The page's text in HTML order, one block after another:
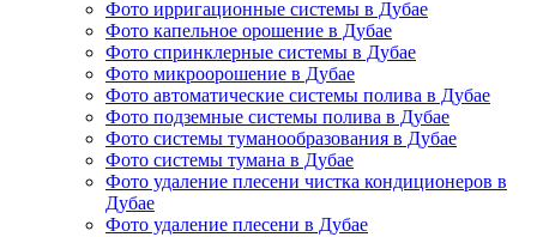
Фото ирригационные системы в Дубае
Фото капельное орошение в Дубае
Фото спринклерные системы в Дубае
Фото микроорошение в Дубае
Фото автоматические системы полива в Дубае
Фото подземные системы полива в Дубае
Фото системы туманообразования в Дубае
Фото системы тумана в Дубае
Фото удаление плесени чистка кондиционеров в
Дубае
Фото удаление плесени в Дубае